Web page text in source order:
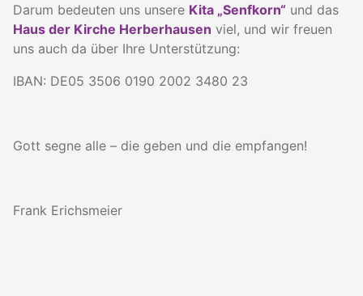
Darum bedeuten uns unsere Kita „Senfkorn“ und das
Haus der Kirche Herberhausen viel, und wir freuen
uns auch da über Ihre Unterstützung:
IBAN: DE05 3506 0190 2002 3480 23
Gott segne alle – die geben und die empfangen!
Frank Erichsmeier